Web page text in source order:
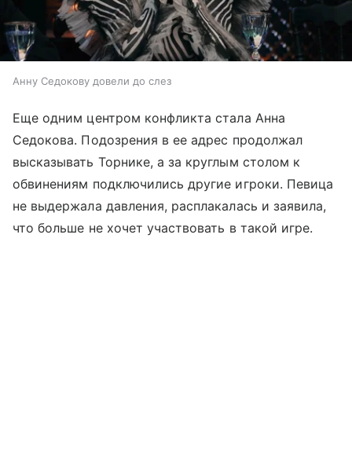
Анну Седокову довели до слез
Еще одним центром конфликта стала Анна
Седокова. Подозрения в ее адрес продолжал
высказывать Торнике, а за круглым столом к
обвинениям подключились другие игроки. Певица
не выдержала давления, расплакалась и заявила,
что больше не хочет участвовать в такой игре.